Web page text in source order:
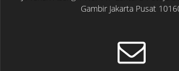
Gambir Jakarta Pusat